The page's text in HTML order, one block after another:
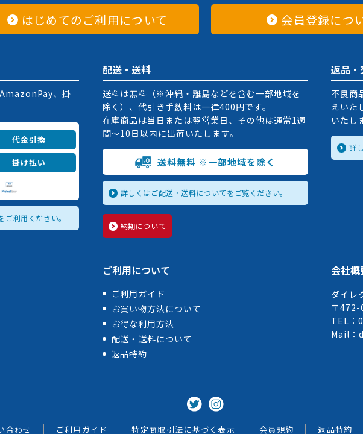
はじめてのご利用について 会員登録につ
、掛
代金引換
掛け払い
利用ください。
配送・送料
送料は無料（※沖縄・離島などを含む一部地域を
除く）、代引き手数料は一律400円です。
在庫商品は当日または翌営業日、その他は通常1週
間〜10日以内に出荷いたします。
送料無料 ※一部地域を除く
詳しくはご配送・送料についてをご覧ください。
納期について
返品・
不良商
えいた
いたし
詳
ご利用について
ご利用ガイド
お買い物方法について
お得な利用方法
配送・送料について
返品特約
会社概
ダイレ
〒
TEL：
Mail
合わせ ご利用ガイド 特定商取引法に基づく表示 会員規約 返品特約